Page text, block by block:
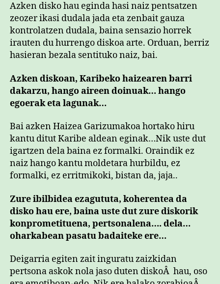
Azken disko hau eginda hasi naiz pentsatzen
zeozer ikasi dudala jada eta zenbait gauza
kontrolatzen dudala, baina sensazio horrek
irauten du hurrengo diskoa arte. Orduan, berriz
hasieran bezala sentituko naiz, bai.
Azken diskoan, Karibeko haizearen barri
dakarzu, hango aireen doinuak… hango
egoerak eta lagunak…
Bai azken Haizea Garizumakoa hortako hiru
kantu ditut Karibe aldean eginak…Nik uste dut
igartzen dela baina ez formalki. Oraindik ez
naiz hango kantu moldetara hurbildu, ez
formalki, ez erritmikoki, bistan da, jaja..
Zure ibilbidea ezagututa, koherentea da
disko hau ere, baina uste dut zure diskorik
konprometituena, pertsonalena…. dela…
oharkabean pasatu badaiteke ere…
Deigarria egiten zait inguratu zaizkidan
pertsona askok nola jaso duten diskoÂ hau, oso